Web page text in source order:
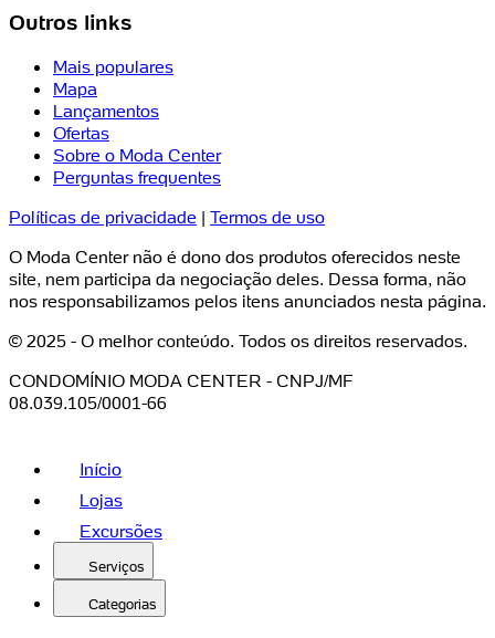
Outros links
Mais populares
Mapa
Lançamentos
Ofertas
Sobre o Moda Center
Perguntas frequentes
Políticas de privacidade | Termos de uso
O Moda Center não é dono dos produtos oferecidos neste
site, nem participa da negociação deles. Dessa forma, não
nos responsabilizamos pelos itens anunciados nesta página.
© 2025 - O melhor conteúdo. Todos os direitos reservados.
CONDOMÍNIO MODA CENTER - CNPJ/MF
08.039.105/0001-66
Início
Lojas
Excursões
Serviços
Categorias